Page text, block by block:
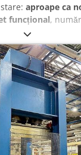
aproape ca
funcțional, număr
, Lungime de
Grosime de
manuală
unilateral
sunt fixați
Ø 40 x 150 mm
de apăsare
are propriul
Ø 50 x
propriu ventil